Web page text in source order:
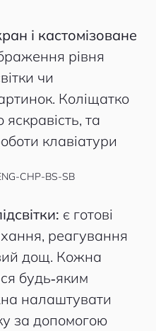
і кастомізоване
рівня
чи
Коліщатко
та
клавіатури
є готові
реагування
дощ. Кожна
будь‑яким
налаштувати
за допомогою